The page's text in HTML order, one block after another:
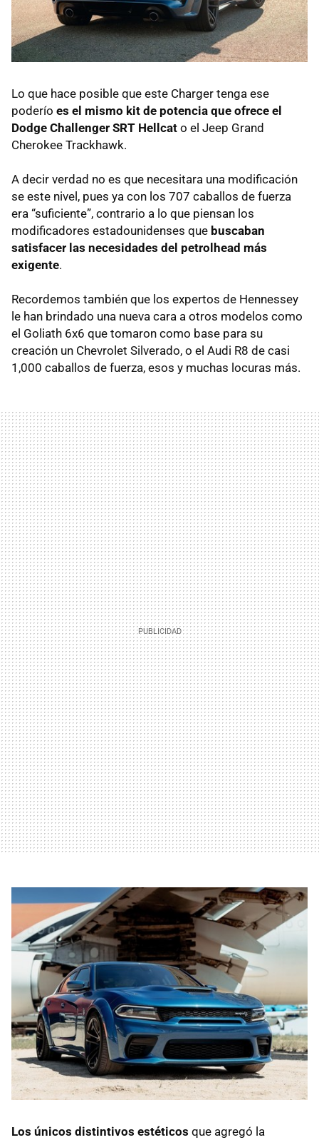
Lo que hace posible que este Charger tenga ese
poderío es el mismo kit de potencia que ofrece el
Dodge Challenger SRT Hellcat o el Jeep Grand
Cherokee Trackhawk.
A decir verdad no es que necesitara una modificación
se este nivel, pues ya con los 707 caballos de fuerza
era “suficiente”, contrario a lo que piensan los
modificadores estadounidenses que buscaban
satisfacer las necesidades del petrolhead más
exigente.
Recordemos también que los expertos de Hennessey
le han brindado una nueva cara a otros modelos como
el Goliath 6x6 que tomaron como base para su
creación un Chevrolet Silverado, o el Audi R8 de casi
1,000 caballos de fuerza, esos y muchas locuras más.
Los únicos distintivos estéticos que agregó la